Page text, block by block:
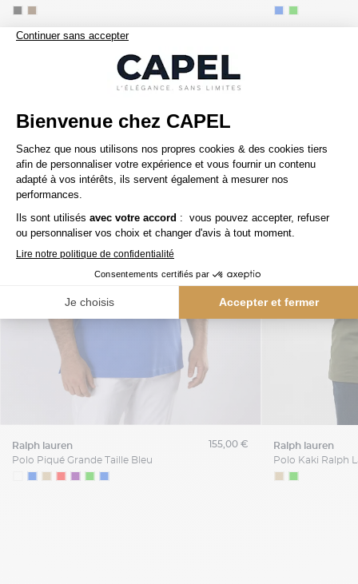
Nos clients aiment aussi
ralph lauren
Polo Piqué Grande Taille Bleu
155,00 € ralph lauren